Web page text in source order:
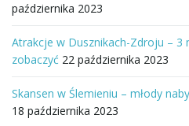
października 2023
Atrakcje w Dusznikach-Zdroju – 3
zobaczyć 22 października 2023
Skansen w Ślemieniu – młody
18 października 2023